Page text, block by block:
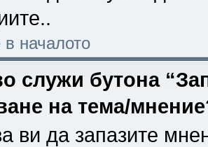
началото
служи бутона
на тема/
ви да запазите